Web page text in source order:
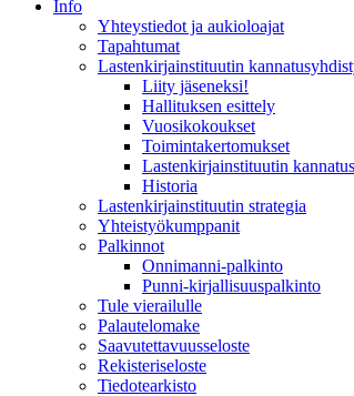
Info
Yhteystiedot ja aukioloajat
Tapahtumat
Lastenkirjainstituutin
Liity jäseneksi!
Hallituksen esittely
Vuosikokoukset
Toimintakertomukset
Lastenkirjainstituutin
Historia
Lastenkirjainstituutin strategia
Yhteistyökumppanit
Palkinnot
Onnimanni-palkinto
Punni-kirjallisuuspalkinto
Tule vierailulle
Palautelomake
Saavutettavuusseloste
Rekisteriseloste
Tiedotearkisto